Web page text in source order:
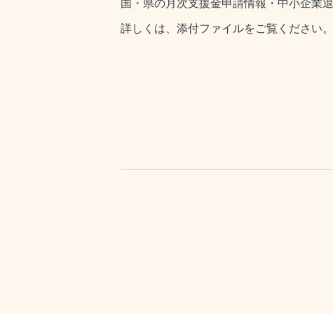
国・県の月次支援金申請情報・中小企業
詳しくは、添付ファイルをご覧ください。